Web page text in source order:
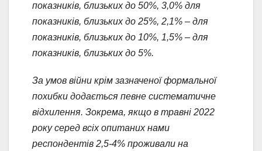
показників, близьких до 50%, 3,0% для
показників, близьких до 25%, 2,1% – для
показників, близьких до 10%, 1,5% – для
показників, близьких до 5%.
За умов війни крім зазначеної формальної
похибки додається певне систематичне
відхилення. Зокрема, якщо в травні 2022
року серед всіх опитаних нами
респондентів 2,5-4% проживали на